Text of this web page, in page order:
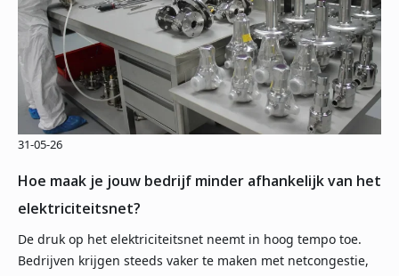
Hoe maak je jouw bedrijf minder afhankelijk van het
elektriciteitsnet?
31-05-26
De druk op het elektriciteitsnet neemt in hoog tempo toe.
Bedrijven krijgen steeds vaker te maken met netcongestie,